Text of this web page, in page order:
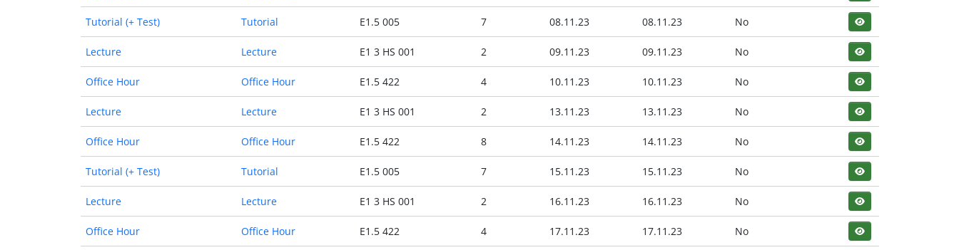
Tutorial (+ Test) Tutorial E1.5 005 7 08.11.23 08.11.23 No
Lecture Lecture E1 3 HS 001 2 09.11.23 09.11.23 No
Office Hour Office Hour E1.5 422 4 10.11.23 10.11.23 No
Lecture Lecture E1 3 HS 001 2 13.11.23 13.11.23 No
Office Hour Office Hour E1.5 422 8 14.11.23 14.11.23 No
Tutorial (+ Test) Tutorial E1.5 005 7 15.11.23 15.11.23 No
Lecture Lecture E1 3 HS 001 2 16.11.23 16.11.23 No
Office Hour Office Hour E1.5 422 4 17.11.23 17.11.23 No